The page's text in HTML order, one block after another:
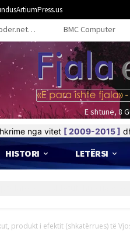
BMC Computer
E shtunë, 8
nga vitet [ 2009-2015 ]
HISTORI LETËRSI
produkt i efektit (shkatërrues) të